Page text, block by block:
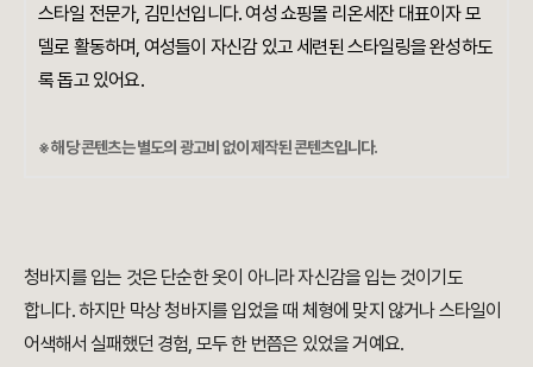
스타일 전문가, 김민선입니다. 여성 쇼핑몰 리온세잔 대표이자 모
델로 활동하며, 여성들이 자신감 있고 세련된 스타일링을 완성하도
록 돕고 있어요.
※ 해당 콘텐츠는 별도의 광고비 없이 제작된 콘텐츠입니다.
청바지를 입는 것은 단순한 옷이 아니라 자신감을 입는 것이기도
합니다.하지만 막상 청바지를 입었을 때 체형에 맞지 않거나 스타일이
어색해서 실패했던 경험, 모두 한 번쯤은 있었을 거예요.